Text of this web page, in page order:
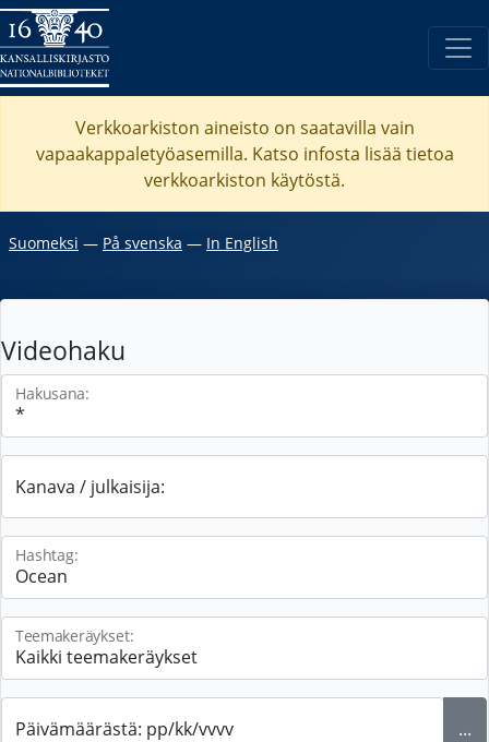
Verkkoarkiston aineisto on saatavilla vain
vapaakappaletyöasemilla. Katso infosta lisää tietoa
verkkoarkiston käytöstä.
Suomeksi ― På svenska ― In English
Videohaku
Hakusana:
Kanava / julkaisija:
Hashtag:
Teemakeräykset:
Päivämäärästä: pp/kk/vvvv ...